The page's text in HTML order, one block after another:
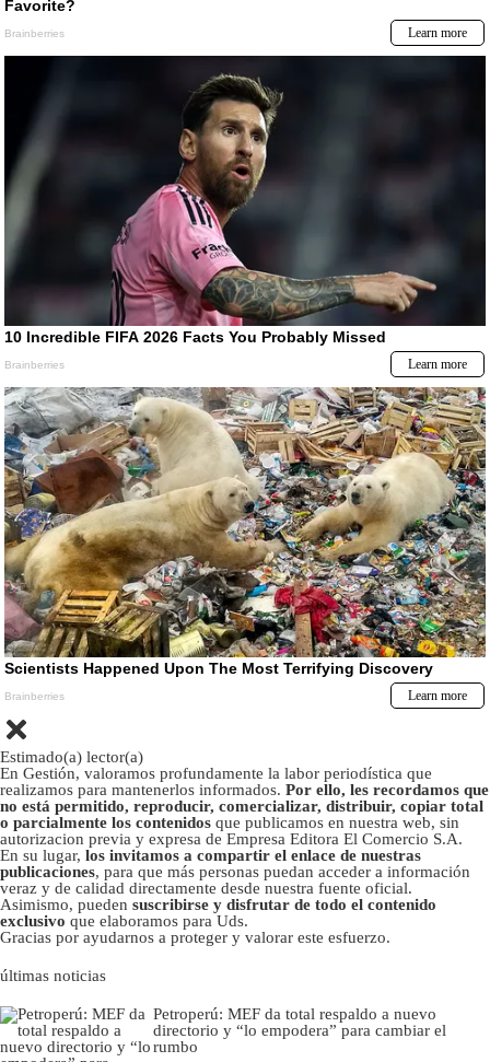
Estimado(a) lector(a)
En Gestión, valoramos profundamente la labor periodística que
realizamos para mantenerlos informados. Por ello, les recordamos que
no está permitido, reproducir, comercializar, distribuir, copiar total
o parcialmente los contenidos que publicamos en nuestra web, sin
autorizacion previa y expresa de Empresa Editora El Comercio S.A.
En su lugar, los invitamos a compartir el enlace de nuestras
publicaciones, para que más personas puedan acceder a información
veraz y de calidad directamente desde nuestra fuente oficial.
Asimismo, pueden suscribirse y disfrutar de todo el contenido
exclusivo que elaboramos para Uds.
Gracias por ayudarnos a proteger y valorar este esfuerzo.
últimas noticias
Petroperú: MEF da total respaldo a nuevo
directorio y “lo empodera” para cambiar el
rumbo